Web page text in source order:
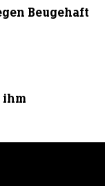
Beugehaft
ihm